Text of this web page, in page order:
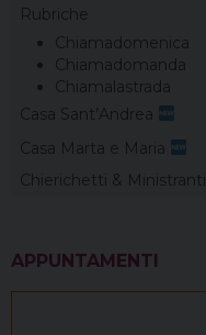
Rubriche
Chiamadomenica
Chiamadomanda
Chiamalastrada
Casa Sant’Andrea
Casa Marta e Maria
Chierichetti & Ministranti
APPUNTAMENTI